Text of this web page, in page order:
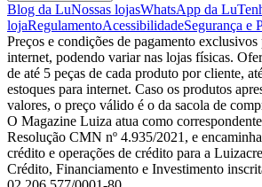
Blog da LuNossas lojasWhatsApp da Lu
lojaRegulamentoAcessibilidadeSegurança e
Preços e condições de pagamento exclusivos
internet, podendo variar nas lojas físicas.
de até 5 peças de cada produto por cliente,
estoques para internet. Caso os produtos
valores, o preço válido é o da sacola de
O Magazine Luiza atua como
Resolução CMN nº 4.935/2021, e
crédito e operações de crédito para a
Crédito, Financiamento e Investimento